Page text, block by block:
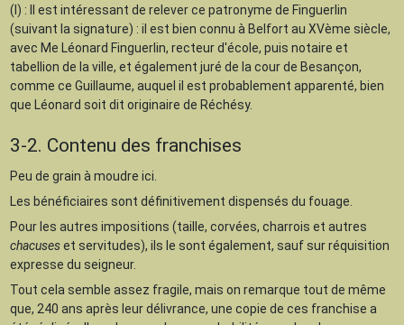
(l) : Il est intéressant de relever ce patronyme de Finguerlin
(suivant la signature) : il est bien connu à Belfort au XVème siècle,
avec Me Léonard Finguerlin, recteur d'école, puis notaire et
tabellion de la ville, et également juré de la cour de Besançon,
comme ce Guillaume, auquel il est probablement apparenté, bien
que Léonard soit dit originaire de Réchésy.
3-2. Contenu des franchises
Peu de grain à moudre ici.
Les bénéficiaires sont définitivement dispensés du fouage.
Pour les autres impositions (taille, corvées, charrois et autres
chacuseset servitudes), ils le sont également, sauf sur réquisition
expresse du seigneur.
Tout cela semble assez fragile, mais on remarque tout de même
que, 240 ans après leur délivrance, une copie de ces franchise a